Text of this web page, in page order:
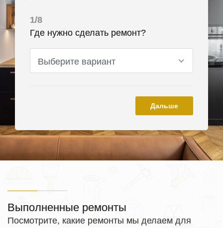
1/8
Где нужно сделать ремонт?
Выберите вариант
Дальше
Выполненные ремонты
Посмотрите, какие ремонты мы делаем для